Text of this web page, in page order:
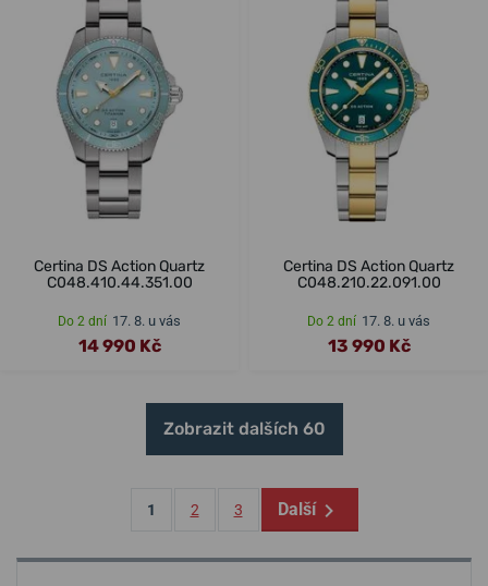
Certina DS Action Quartz
C048.410.44.351.00
Do 2 dní 17. 8. u vás
14 990 Kč
Certina DS Action Quartz
C048.210.22.091.00
Do 2 dní 17. 8. u vás
13 990 Kč
Zobrazit dalších 60
1 2 3 Další